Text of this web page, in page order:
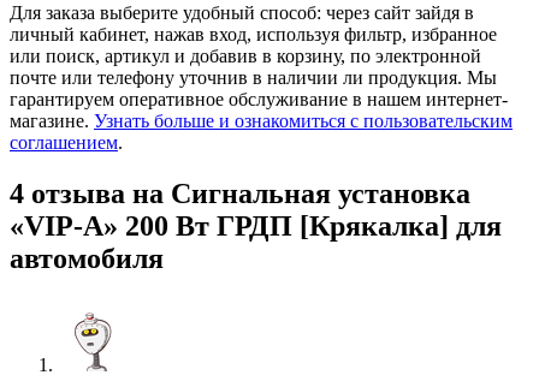
Для заказа выберите удобный способ: через сайт зайдя в
личный кабинет, нажав вход, используя фильтр, избранное
или поиск, артикул и добавив в корзину, по электронной
почте или телефону уточнив в наличии ли продукция. Мы
гарантируем оперативное обслуживание в нашем интернет-
магазине. Узнать больше и ознакомиться с пользовательским
соглашением.
4 отзыва на Сигнальная установка
«VIP-A» 200 Вт ГРДП [Крякалка] для
автомобиля